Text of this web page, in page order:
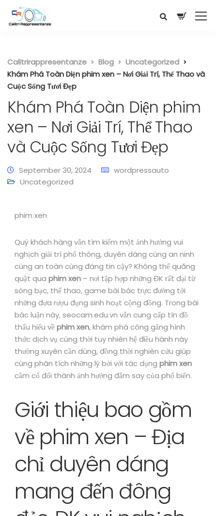
Calitrirappresentanze Blog
Uncategorized
Khám Phá Toàn Diện phim xen – Nơi Giải Trí, Thể Thao và
Cuộc Sống Tươi Đẹp
Khám Phá Toàn Diện phim
xen – Nơi Giải Trí, Thể Thao
và Cuộc Sống Tươi Đẹp
September 30, 2024
wordpressauto
Uncategorized
phim xen
Quý khách hàng vẫn tìm kiếm một ảnh hưởng vui
nghịch giải trí phổ thông, duyên dáng cùng an ninh
cùng an toàn cùng đáng tin cậy? Không thể quăng
quật qua phim xen – nơi tập hợp những ĐK rất đại từ
sòng bạc, thể thao, game bài bác trực đường tới
những đưa rượu đụng sinh hoạt cộng đồng. Trong bài
bác luận này, seocam.edu.vn vẫn cung cấp tín đồ
thấu hiểu về phim xen, khám phá công gắng hình
thức dịch vụ cùng thời tuy nhiên hệ điều hành này
thường xuyên cần dùng, đồng thời nghiên cứu giúp
cùng phân tích những lý bởi với tác dụng phim xen
cầm cố đổi thành ảnh hưởng đắm say của phổ biến.
Giới thiệu bao gồm
về phim xen – Địa
chỉ duyên dáng
mang đến đông